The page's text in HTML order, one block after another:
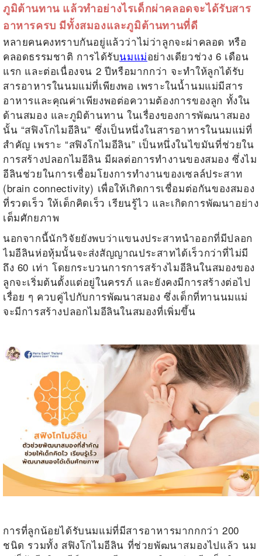
ภูมิต้านทานแล้วทำอย่างไรเด็กผ่าคลอดจะได้รับสาร
อาหารครบ มีทั้งสมองและภูมิต้านทานที่ดี
หลายคนคงทราบกันอยู่แล้วว่าไม่ว่าลูกจะผ่าคลอด หรือ
คลอดธรรมชาติ การได้รับนมแม่อย่างเดียวช่วง 6 เดือน
แรก และต่อเนื่องจน 2 ปีหรือมากกว่า จะทำให้ลูกได้รับ
สารอาหารในนมแม่ที่เพียงพอ เพราะในน้ำนมแม่มีสาร
อาหารและคุณค่าเพียงพอต่อความต้องการของลูก ทั้งใน
ด้านสมอง และภูมิต้านทาน ในเรื่องของการพัฒนาสมอง
นั้น “สฟิงโกไมอีลิน” ซึ่งเป็นหนึ่งในสารอาหารในนมแม่ที่
สำคัญ เพราะ “สฟิงโกไมอีลิน” เป็นหนึ่งในไขมันที่ช่วยใน
การสร้างปลอกไมอีลิน มีผลต่อการทำงานของสมอง ซึ่งไม
อีลินช่วยในการเชื่อมโยงการทำงานของเซลล์ประสาท
(brain connectivity) เพื่อให้เกิดการเชื่อมต่อกันของสมอง
ที่รวดเร็ว ให้เด็กคิดเร็ว เรียนรู้ไว และเกิดการพัฒนาอย่าง
เต็มศักยภาพ
นอกจากนี้นักวิจัยยังพบว่าแขนงประสาทนำออกที่มีปลอก
ไมอีลินห่อหุ้มนั้นจะส่งสัญญาณประสาทได้เร็วกว่าที่ไม่มี
ถึง 60 เท่า โดยกระบวนการการสร้างไมอีลินในสมองของ
ลูกจะเริ่มต้นตั้งแต่อยู่ในครรภ์ และยังคงมีการสร้างต่อไป
เรื่อย ๆ ควบคู่ไปกับการพัฒนาสมอง ซึ่งเด็กที่ทานนมแม่
จะมีการสร้างปลอกไมอีลินในสมองที่เพิ่มขึ้น
การที่ลูกน้อยได้รับนมแม่ที่มีสารอาหารมากกกว่า 200
ชนิด รวมทั้ง สฟิงโกไมอีลิน ที่ช่วยพัฒนาสมองไปแล้ว นม